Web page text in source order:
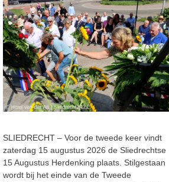
SLIEDRECHT – Voor de tweede keer vindt
zaterdag 15 augustus 2026 de Sliedrechtse
15 Augustus Herdenking plaats. Stilgestaan
wordt bij het einde van de Tweede